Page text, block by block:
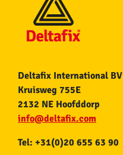
Deltafix International BV
Kruisweg 755E
2132 NE Hoofddorp
info@deltafix.com
Tel: +31(0)20 655 63 90